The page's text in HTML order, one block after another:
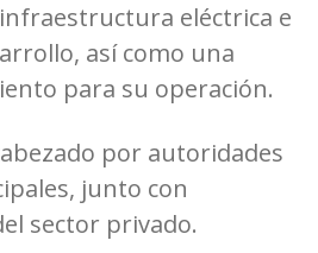
eléctrica e
así como una
para su operación.
por autoridades
junto con
sector privado.